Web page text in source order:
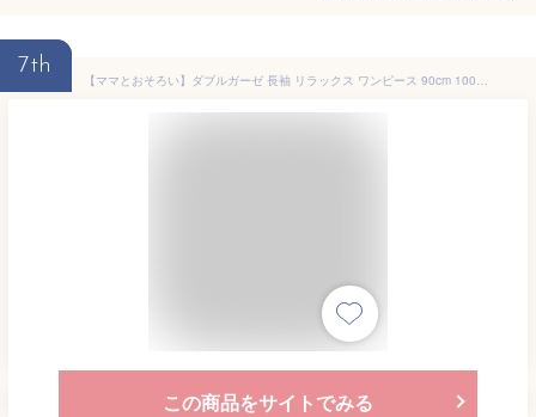
7th
【ママとおそろい】ダブルガーゼ 長袖 リラックス ワンピース 90cm 100cm 110cm 120cm 130cm 140cm 150cm pairmanon ペアマノン キッズ服 子供服 女の子 プチプラ 秋冬 シンプル かわいい ペア おそろい ナチュラル
この商品をサイトでみる